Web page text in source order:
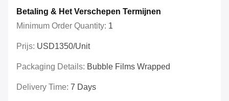
Betaling & Het Verschepen Termijnen
Minimum Order Quantity: 1
Prijs: USD1350/unit
Packaging Details: Bubble Films Wrapped
Delivery Time: 7 Days